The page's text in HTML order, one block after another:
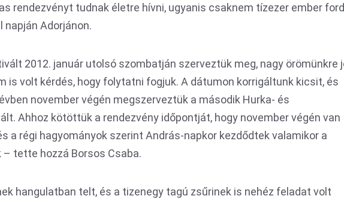
rendezvényt tudnak életre hívni, ugyanis csaknem tízezer ember
napján Adorjánon.
2012. január utolsó szombatján szerveztük meg, nagy örömünkre
is volt kérdés, hogy folytatni fogjuk. A dátumon korrigáltunk kicsit, és
november végén megszerveztük a második Hurka- és
Ahhoz kötöttük a rendezvény időpontját, hogy november végén van
a régi hagyományok szerint András-napkor kezdődtek valamikor a
– tette hozzá Borsos Csaba.
hangulatban telt, és a tizenegy tagú zsűrinek is nehéz feladat volt